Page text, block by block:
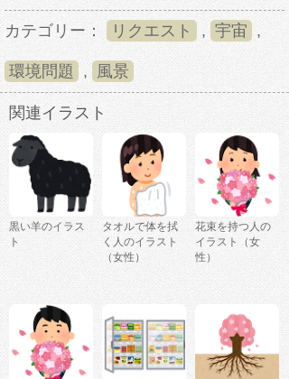
カテゴリー： リクエスト , 宇宙 ,
環境問題 , 風景
関連イラスト
黒い羊のイラス
ト
タオルで体を拭
く人のイラスト
（女性）
花束を持つ人の
イラスト（女
性）